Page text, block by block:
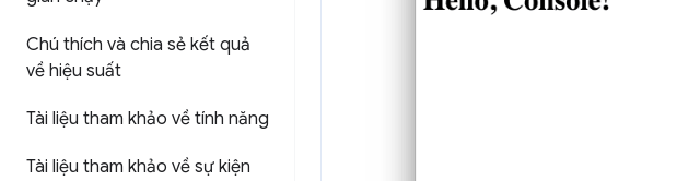
Chú thích và chia sẻ kết quả
về hiệu suất
Tài liệu tham khảo về tính năng
Tài liệu tham khảo về sự kiện